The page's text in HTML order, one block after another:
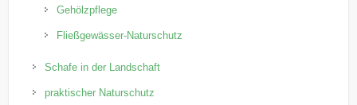
Gehölzpflege
Fließgewässer-Naturschutz
Schafe in der Landschaft
praktischer Naturschutz